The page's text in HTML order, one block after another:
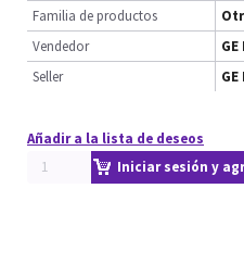
Familia de productos
Vendedor
Seller
Añadir a la lista de deseos
Iniciar sesión y